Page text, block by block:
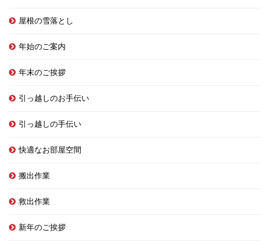
屋根の雪落とし
年始のご案内
年末のご挨拶
引っ越しのお手伝い
引っ越しの手伝い
快適なお部屋空間
搬出作業
救出作業
新年のご挨拶